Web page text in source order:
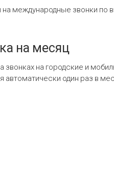
международные звонки по
на месяц
звонках на городские и
автоматически один раз в